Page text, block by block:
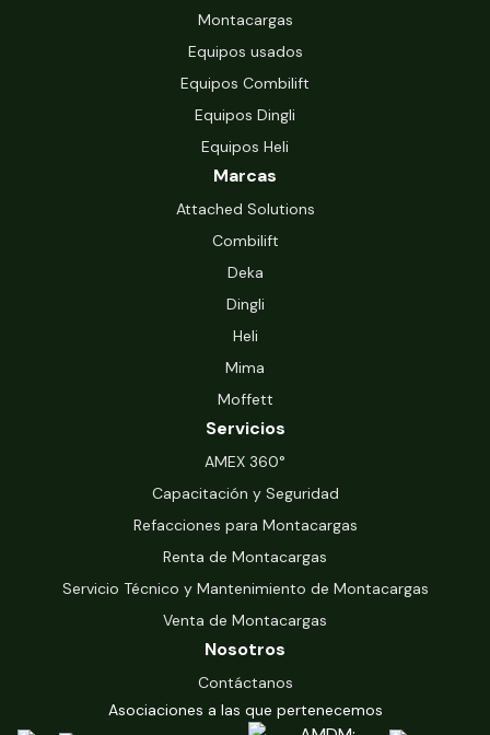
Montacargas
Equipos usados
Equipos Combilift
Equipos Dingli
Equipos Heli
Marcas
Attached Solutions
Combilift
Deka
Dingli
Heli
Mima
Moffett
Servicios
‍AMEX 360°
Capacitación y Seguridad
Refacciones para Montacargas
Renta de Montacargas
Servicio Técnico y Mantenimiento de Montacargas
Venta de Montacargas
Nosotros
Contáctanos
Asociaciones a las que pertenecemos